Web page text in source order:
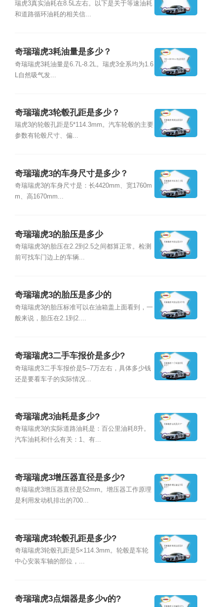
瑞虎3真实油耗在8.5L左右。以下是关于等速油耗
和道路循环油耗的相关信...
奇瑞瑞虎3耗油量是多少？
奇瑞瑞虎3耗油量是6.7L-8.2L。瑞虎3全系均为1.6
L自然吸气发...
奇瑞瑞虎3轮毂孔距是多少？
瑞虎3的轮毂孔距是5*114.3mm。汽车轮毂的主要
参数有轮毂尺寸、偏...
奇瑞瑞虎3的车身尺寸是多少？
奇瑞瑞虎3的车身尺寸是：长4420mm、宽1760m
m、高1670mm...
奇瑞瑞虎3的胎压是多少
奇瑞瑞虎3的胎压在2.2到2.5之间都算正常。检测
前可找车门边上的车辆...
奇瑞瑞虎3的胎压是多少的
奇瑞瑞虎3的胎压标准可以在油箱盖上面看到，一
般来说，胎压在2.1到2....
奇瑞瑞虎3二手车报价是多少?
奇瑞瑞虎3二手车报价是5--7万左右，具体多少钱
还是要看车子的实际情况...
奇瑞瑞虎3油耗是多少?
奇瑞瑞虎3的实际道路油耗是：百公里油耗8升。
汽车油耗和什么有关：1、有...
奇瑞瑞虎3增压器直径是多少?
奇瑞瑞虎3增压器直径是52mm。增压器工作原理
是利用发动机排出的700...
奇瑞瑞虎3轮毂孔距是多少?
奇瑞瑞虎3轮毂孔距是5×114.3mm。轮毂是车轮
中心安装车轴的部位，...
奇瑞瑞虎3点烟器是多少v的?